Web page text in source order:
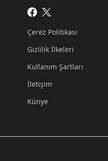
Çerez Politikası
Gizlilik İlkeleri
Kullanım Şartları
İletişim
Künye